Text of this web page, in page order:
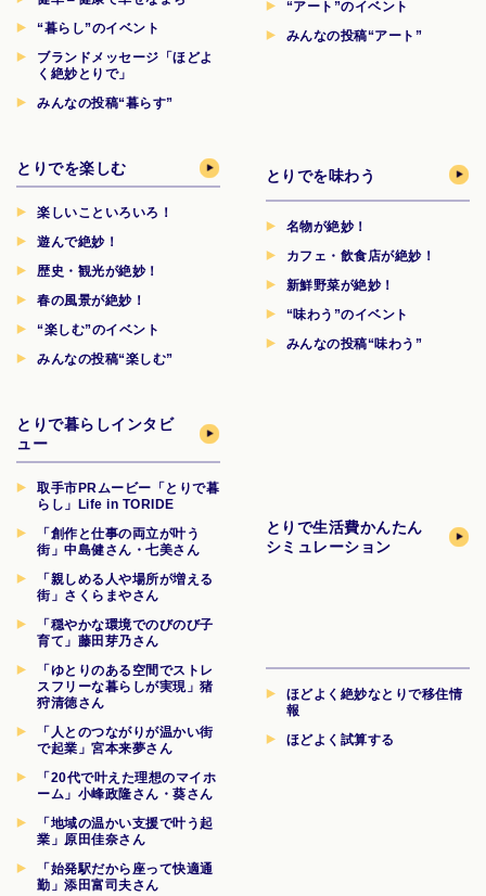
“暮らし”のイベント
ブランドメッセージ「ほどよ
く絶妙とりで」
みんなの投稿“暮らす”
“アート”のイベント
みんなの投稿“アート”
とりでを楽しむ
楽しいこといろいろ！
遊んで絶妙！
歴史・観光が絶妙！
春の風景が絶妙！
“楽しむ”のイベント
みんなの投稿“楽しむ”
とりでを味わう
名物が絶妙！
カフェ・飲食店が絶妙！
新鮮野菜が絶妙！
“味わう”のイベント
みんなの投稿“味わう”
とりで暮らしインタビ
ュー
取手市PRムービー「とりで暮
らし」Life in TORIDE
「創作と仕事の両立が叶う
街」中島健さん・七美さん
「親しめる人や場所が増える
街」さくらまやさん
「穏やかな環境でのびのび子
育て」藤田芽乃さん
「ゆとりのある空間でストレ
スフリーな暮らしが実現」猪
狩清徳さん
「人とのつながりが温かい街
で起業」宮本来夢さん
「20代で叶えた理想のマイホ
ーム」小峰政隆さん・葵さん
「地域の温かい支援で叶う起
業」原田佳奈さん
「始発駅だから座って快適通
勤」添田富司夫さん
とりで生活費かんたん
シミュレーション
ほどよく絶妙なとりで移住情
報
ほどよく試算する